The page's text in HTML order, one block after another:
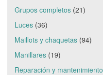
Grupos completos (21)
Luces (36)
Maillots y chaquetas (94)
Manillares (19)
Reparación y mantenimiento